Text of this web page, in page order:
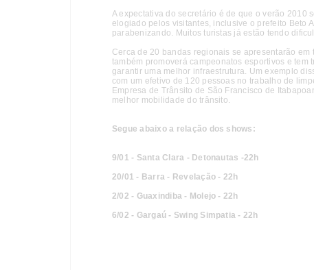
A expectativa do secretário é de que o verão 2010
elogiado pelos visitantes, inclusive o prefeito Beto
parabenizando. Muitos turistas já estão tendo
Cerca de 20 bandas regionais se apresentarão
também promoverá campeonatos esportivos e
garantir uma melhor infraestrutura. Um exemplo
com um efetivo de 120 pessoas no trabalho de
Empresa de Trânsito de São Francisco de
melhor mobilidade do trânsito.
Segue abaixo a relação dos shows:
9/01 - Santa Clara - Detonautas -22h
20/01 - Barra - Revelação - 22h
2/02 - Guaxindiba - Molejo - 22h
6/02 - Gargaú - Swing Simpatia - 22h